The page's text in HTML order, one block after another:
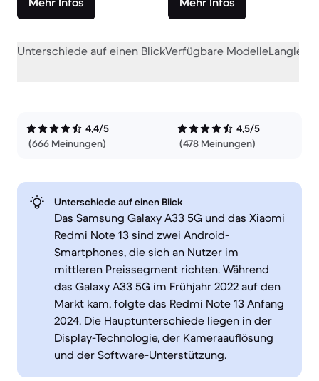
Unterschiede auf einen BlickVerfügbare Modelle
4,4/5
(666 Meinungen)
4,5/5
(478 Meinungen)
Unterschiede auf einen Blick
Das Samsung Galaxy A33 5G und das Xiaomi
Redmi Note 13 sind zwei Android-
Smartphones, die sich an Nutzer im
mittleren Preissegment richten. Während
das Galaxy A33 5G im Frühjahr 2022 auf den
Markt kam, folgte das Redmi Note 13 Anfang
2024. Die Hauptunterschiede liegen in der
Display-Technologie, der Kameraauflösung
und der Software-Unterstützung.